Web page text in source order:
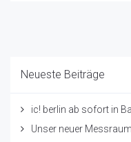
Neueste Beiträge
ic! berlin ab sofort in
Unser neuer Messraum